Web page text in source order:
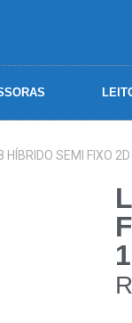
HÍBRIDO SEMI FIXO